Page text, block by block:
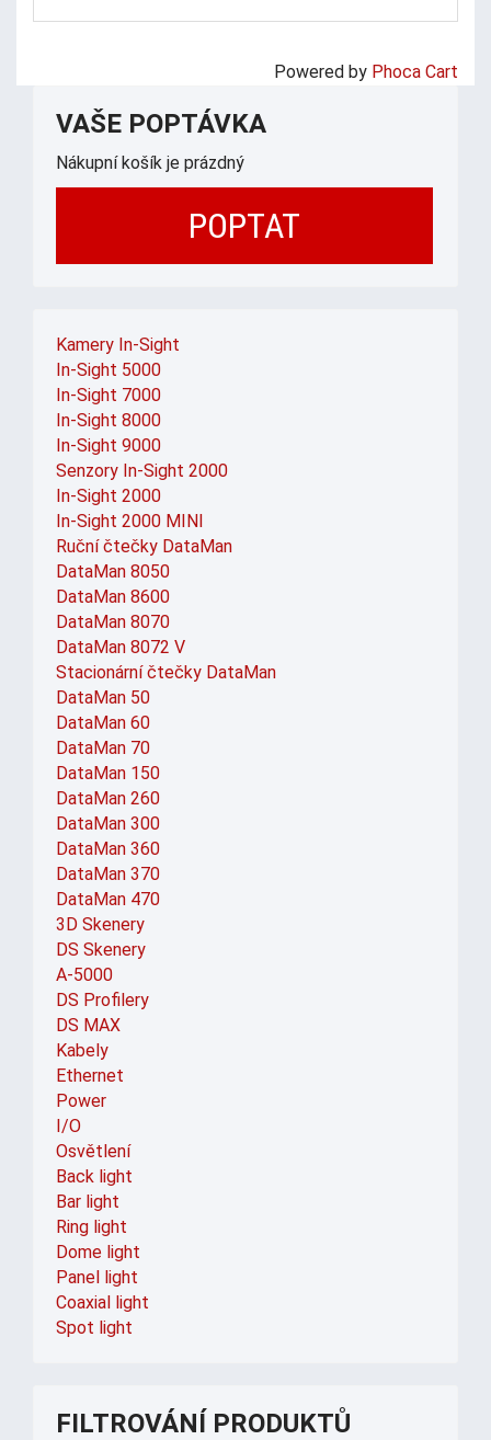
Powered by Phoca Cart
VAŠE POPTÁVKA
Nákupní košík je prázdný
POPTAT
Kamery In-Sight
In-Sight 5000
In-Sight 7000
In-Sight 8000
In-Sight 9000
Senzory In-Sight 2000
In-Sight 2000
In-Sight 2000 MINI
Ruční čtečky DataMan
DataMan 8050
DataMan 8600
DataMan 8070
DataMan 8072 V
Stacionární čtečky DataMan
DataMan 50
DataMan 60
DataMan 70
DataMan 150
DataMan 260
DataMan 300
DataMan 360
DataMan 370
DataMan 470
3D Skenery
DS Skenery
A-5000
DS Profilery
DS MAX
Kabely
Ethernet
Power
I/O
Osvětlení
Back light
Bar light
Ring light
Dome light
Panel light
Coaxial light
Spot light
FILTROVÁNÍ PRODUKTŮ